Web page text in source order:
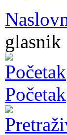
glasnik
Početak